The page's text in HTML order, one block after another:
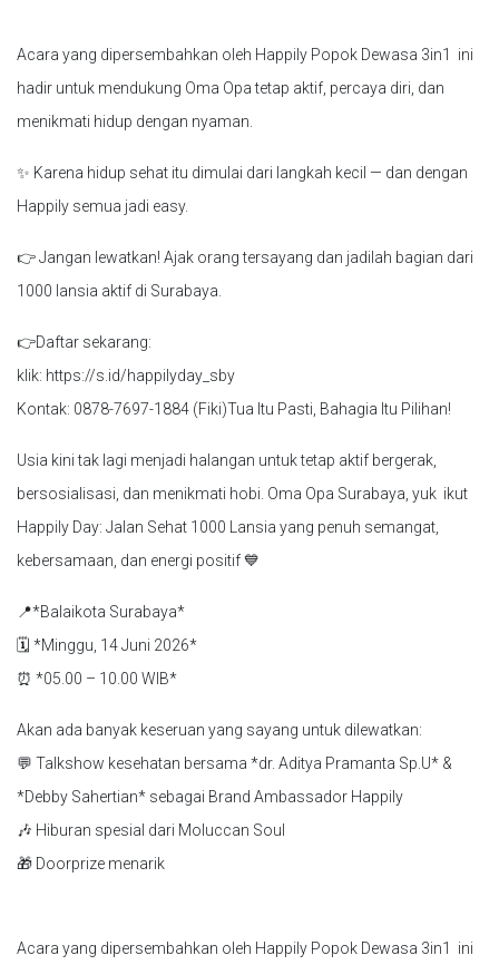
Acara yang dipersembahkan oleh Happily Popok Dewasa 3in1 ini
hadir untuk mendukung Oma Opa tetap aktif, percaya diri, dan
menikmati hidup dengan nyaman.
✨ Karena hidup sehat itu dimulai dari langkah kecil — dan dengan
Happily semua jadi easy.
👉 Jangan lewatkan! Ajak orang tersayang dan jadilah bagian dari
1000 lansia aktif di Surabaya.
👉Daftar sekarang:
klik: https://s.id/happilyday_sby
Kontak: 0878-7697-1884 (Fiki)Tua Itu Pasti, Bahagia Itu Pilihan!
Usia kini tak lagi menjadi halangan untuk tetap aktif bergerak,
bersosialisasi, dan menikmati hobi. Oma Opa Surabaya, yuk ikut
Happily Day: Jalan Sehat 1000 Lansia yang penuh semangat,
kebersamaan, dan energi positif 💙
📍*Balaikota Surabaya*
🗓 *Minggu, 14 Juni 2026*
⏰ *05.00 – 10.00 WIB*
Akan ada banyak keseruan yang sayang untuk dilewatkan:
💬 Talkshow kesehatan bersama *dr. Aditya Pramanta Sp.U* &
*Debby Sahertian* sebagai Brand Ambassador Happily
🎶 Hiburan spesial dari Moluccan Soul
🎁 Doorprize menarik
Acara yang dipersembahkan oleh Happily Popok Dewasa 3in1 ini